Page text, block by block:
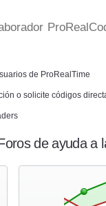
de ProRealTime
o solicite códigos
Foros de ayuda a